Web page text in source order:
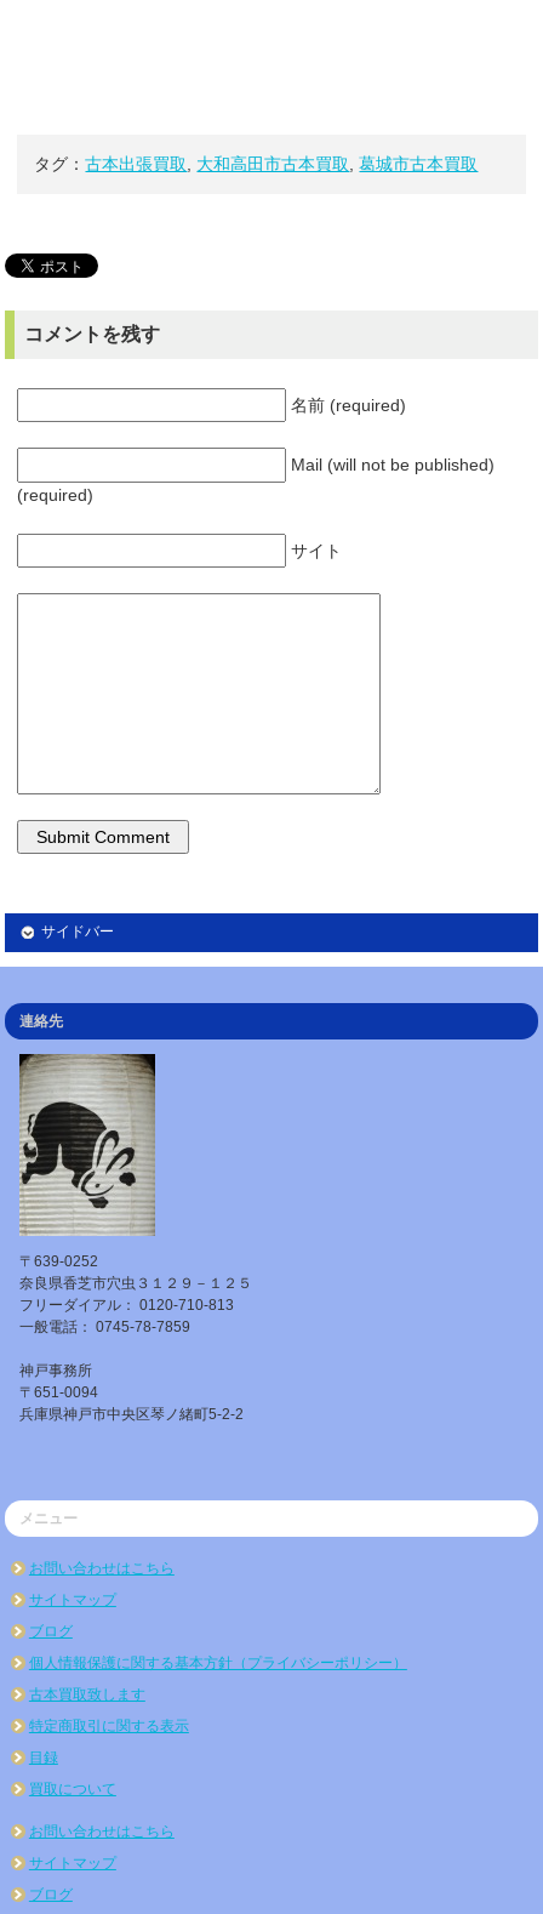
タグ：古本出張買取 大和高田市古本買取 ,葛城市古本買取
コメントを残す
名前 (required)
Mail (will not be published)
(required)
サイト
サイドバー
連絡先
〒639-0252
奈良県香芝市穴虫３１２９－１２５
フリーダイアル： 0120-710-813
一般電話： 0745-78-7859
神戸事務所
〒651-0094
兵庫県神戸市中央区琴ノ緒町5-2-2
メニュー
お問い合わせはこちら
サイトマップ
ブログ
個人情報保護に関する基本方針（プライバシーポリシー）
古本買取致します
特定商取引に関する表示
目録
買取について
お問い合わせはこちら
サイトマップ
ブログ